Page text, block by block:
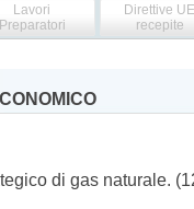
Lavori
Preparatori
Direttive
recepite
di gas naturale.